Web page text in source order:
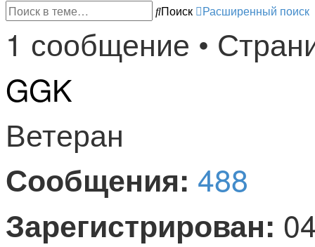
Поиск Расширенный поиск
1 сообщение •
GGK
Ветеран
Сообщения: 488
Зарегистрирован: